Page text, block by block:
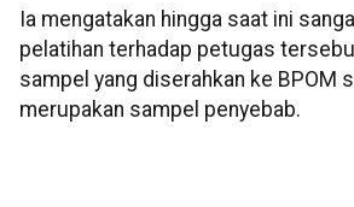
Ia mengatakan hingga saat ini
pelatihan terhadap petugas
sampel yang diserahkan ke BPOM
merupakan sampel penyebab.